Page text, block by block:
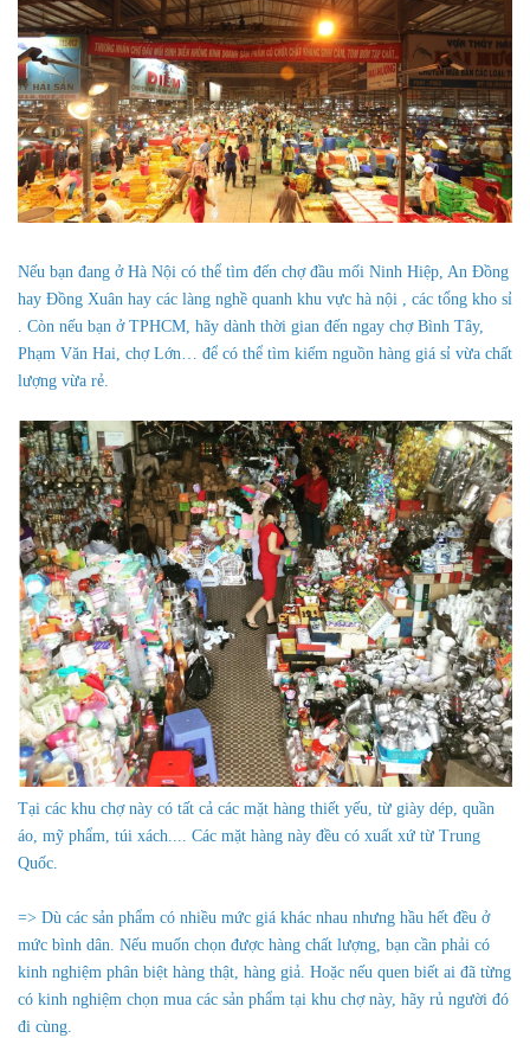
Nếu bạn đang ở Hà Nội có thể tìm đến chợ đầu mối Ninh Hiệp, An Đồng
hay Đồng Xuân hay các làng nghề quanh khu vực hà nội , các tổng kho sỉ
. Còn nếu bạn ở TPHCM, hãy dành thời gian đến ngay chợ Bình Tây,
Phạm Văn Hai, chợ Lớn… để có thể tìm kiếm nguồn hàng giá sỉ vừa chất
lượng vừa rẻ.
Tại các khu chợ này có tất cả các mặt hàng thiết yếu, từ giày dép, quần
áo, mỹ phẩm, túi xách.... Các mặt hàng này đều có xuất xứ từ Trung
Quốc.
=> Dù các sản phẩm có nhiều mức giá khác nhau nhưng hầu hết đều ở
mức bình dân. Nếu muốn chọn được hàng chất lượng, bạn cần phải có
kinh nghiệm phân biệt hàng thật, hàng giả. Hoặc nếu quen biết ai đã từng
có kinh nghiệm chọn mua các sản phẩm tại khu chợ này, hãy rủ người đó
đi cùng.